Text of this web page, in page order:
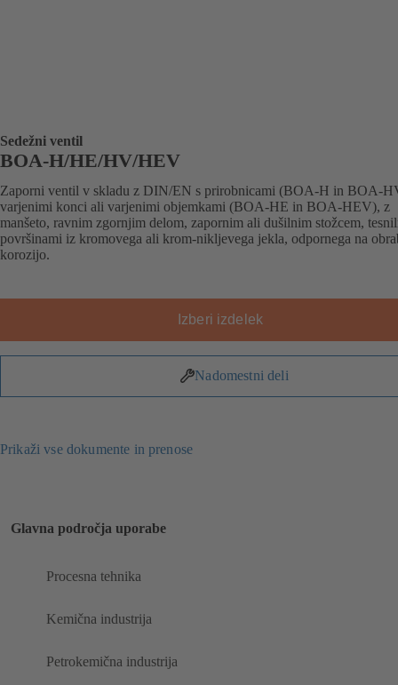
Sedežni ventil
BOA-H/HE/HV/HEV
Zaporni ventil v skladu z DIN/EN s prirobnicami (BOA-H in BOA-
varjenimi konci ali varjenimi objemkami (BOA-HE in BOA-HEV), z
manšeto, ravnim zgornjim delom, zapornim ali dušilnim stožcem,
površinami iz kromovega ali krom-nikljevega jekla, odpornega na
korozijo.
Izberi izdelek
Nadomestni deli
Prikaži vse dokumente in prenose
Glavna področja uporabe
Procesna tehnika
Kemična industrija
Petrokemična industrija